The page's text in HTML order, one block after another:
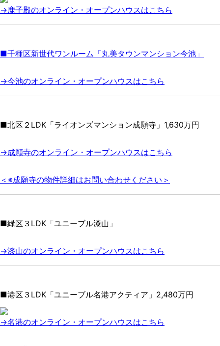
→鹿子殿のオンライン・オープンハウスはこちら
■千種区新世代ワンルーム「丸美タウンマンション今池」
→今池のオンライン・オープンハウスはこちら
■北区２LDK「ライオンズマンション成願寺」1,630万円
→成願寺のオンライン・オープンハウスはこちら
＜※成願寺の物件詳細はお問い合わせください＞
■緑区３LDK「ユニーブル漆山」
→漆山のオンライン・オープンハウスはこちら
■港区３LDK「ユニーブル名港アクティア」2,480万円
→名港のオンライン・オープンハウスはこちら